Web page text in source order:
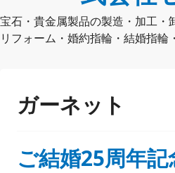
宝石・貴金属製品の製造・加工・
リフォーム・婚約指輪・結婚指
ガーネット
ご結婚25周年